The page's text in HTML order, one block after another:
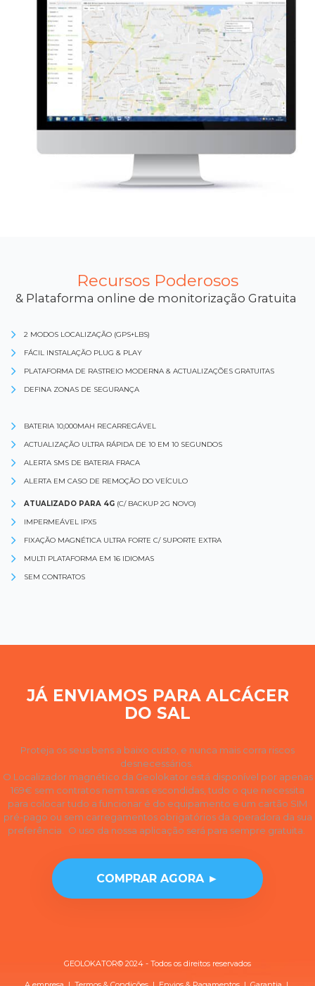
Recursos Poderosos
& Plataforma online de monitorização Gratuita
2 MODOS LOCALIZAÇÃO (GPS+LBS)
FÁCIL INSTALAÇÃO PLUG & PLAY
PLATAFORMA DE RASTREIO MODERNA & ACTUALIZAÇÕES GRATUITAS
DEFINA ZONAS DE SEGURANÇA
BATERIA 10,000MAH RECARREGÁVEL
ACTUALIZAÇÃO ULTRA RÁPIDA DE 10 EM 10 SEGUNDOS
ALERTA SMS DE BATERIA FRACA
ALERTA EM CASO DE REMOÇÃO DO VEÍCULO
ATUALIZADO PARA 4G (C/ BACKUP 2G NOVO)
IMPERMEÁVEL IPX5
FIXAÇÃO MAGNÉTICA ULTRA FORTE C/ SUPORTE EXTRA
MULTI PLATAFORMA EM 16 IDIOMAS
SEM CONTRATOS
JÁ ENVIAMOS PARA ALCÁCER
DO SAL
Proteja os seus bens a baixo custo, e nunca mais corra riscos
desnecessários.
O Localizador magnético da Geolokator está disponível por apenas
169€ sem contratos nem taxas escondidas, tudo o que necessita
para colocar tudo a funcionar é do equipamento e um cartão SIM
pré-pago ou sem carregamentos obrigatórios da operadora da sua
preferência. O uso da nossa aplicação será para sempre gratuita.
COMPRAR AGORA ►
GEOLOKATOR© 2024 - Todos os direitos reservados